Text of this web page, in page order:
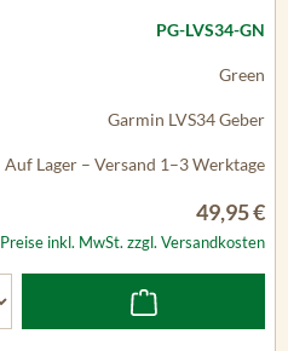
PG-LVS34-GN
Green
Garmin LVS34 Geber
Auf Lager – Versand 1–3 Werktage
49,95 €
Preise inkl. MwSt. zzgl. Versandkosten